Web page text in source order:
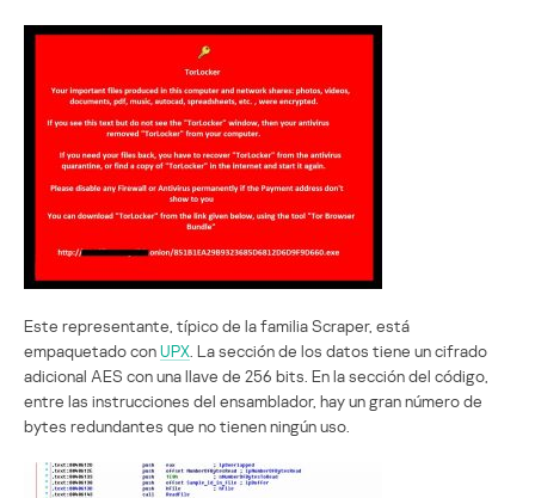
Este representante, típico de la familia Scraper, está
empaquetado conUPX . La sección de los datos tiene un cifrado
adicional AES con una llave de 256 bits. En la sección del código,
entre las instrucciones del ensamblador, hay un gran número de
bytes redundantes que no tienen ningún uso.